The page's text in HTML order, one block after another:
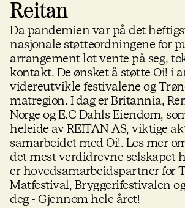
Reitan
Da pandemien var på det
nasjonale støtteordningene for
arrangement lot vente på seg,
kontakt. De ønsket å støtte Oi! i
videreutvikle festivalene og
matregion. I dag er Britannia,
Norge og E.C Dahls Eiendom,
heleide av REITAN AS, viktige
samarbeidet med Oi!. Les mer
det mest verdidrevne selskapet
er hovedsamarbeidspartner for
Matfestival, Bryggerifestivalen
deg - Gjennom hele året!